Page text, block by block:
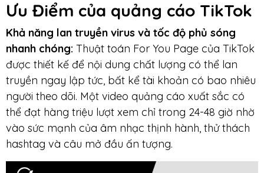
Ưu Điểm của quảng cáo TikTok
Khả năng lan truyền virus và tốc độ phủ sóng
nhanh chóng: Thuật toán For You Page của TikTok
được thiết kế để nội dung chất lượng có thể lan
truyền ngay lập tức, bất kể tài khoản có bao nhiêu
người theo dõi. Một video quảng cáo xuất sắc có
thể đạt hàng triệu lượt xem chỉ trong 24-48 giờ nhờ
vào sức mạnh của âm nhạc thịnh hành, thử thách
hashtag và câu mở đầu ấn tượng.